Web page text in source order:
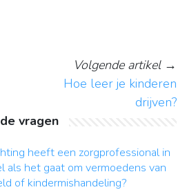
Volgende artikel→
Hoe leer je kinderen
drijven?
vragen
heeft een zorgprofessional in
als het gaat om vermoedens van
of kindermishandeling?